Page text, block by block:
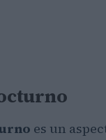
es un